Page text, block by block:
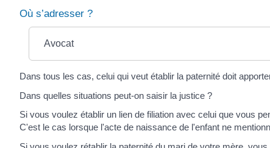
Où s’adresser ?
Avocat
Dans tous les cas, celui qui veut établir la paternité doit
Dans quelles situations peut-on saisir la justice ?
Si vous voulez établir un lien de filiation avec celui que vous
C'est le cas lorsque l'acte de naissance de l'enfant ne